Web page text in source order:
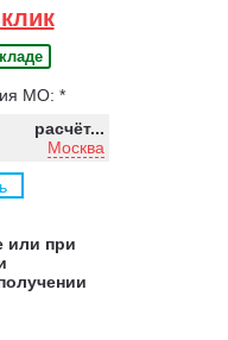
МО: *
расчёт...
Москва